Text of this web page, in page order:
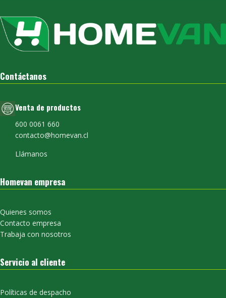
Contáctanos
Venta de productos
600 0061 660
contacto@homevan.cl
Llámanos
Homevan empresa
Quienes somos
Contacto empresa
Trabaja con nosotros
Servicio al cliente
Políticas de despacho